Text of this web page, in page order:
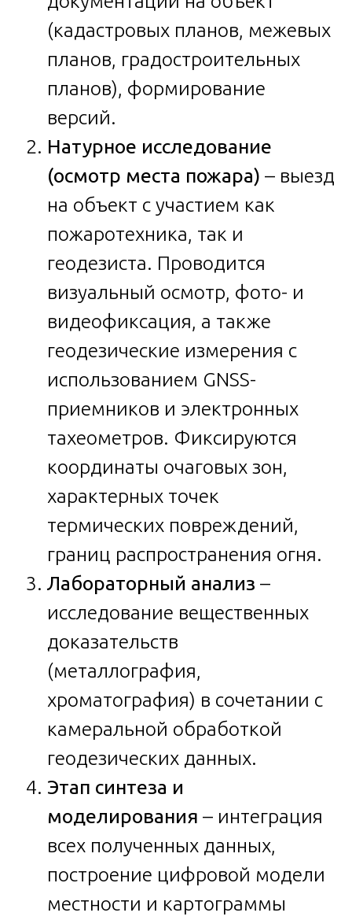
(кадастровых планов, межевых
планов, градостроительных
планов), формирование
версий.
Натурное исследование
(осмотр места пожара) – выезд
на объект с участием как
пожаротехника, так и
геодезиста. Проводится
визуальный осмотр, фото- и
видеофиксация, а также
геодезические измерения с
использованием GNSS-
приемников и электронных
тахеометров. Фиксируются
координаты очаговых зон,
характерных точек
термических повреждений,
границ распространения огня.
Лабораторный анализ –
исследование вещественных
доказательств
(металлография,
хроматография) в сочетании с
камеральной обработкой
геодезических данных.
Этап синтеза и
моделирования – интеграция
всех полученных данных,
построение цифровой модели
местности и картограммы